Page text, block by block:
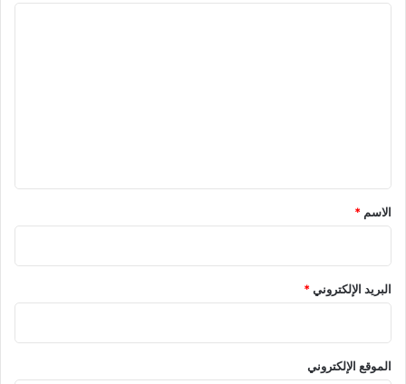
*
الاسم *
البريد الإلكتروني*
الموقع الإلكتروني